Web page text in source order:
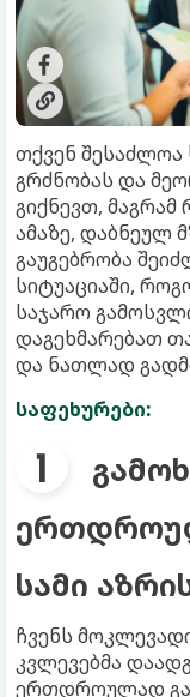
თქვენ
გრძნობას და
გიქნევთ,
ამაზე, დაბნეულ
გაუგებრობა
სიტუაციაში,
საჯარო
დაგეხმარებათ
და ნათლად
საფეხურები:
სამი
ჩვენს
კვლევებმა
ერთდროულად